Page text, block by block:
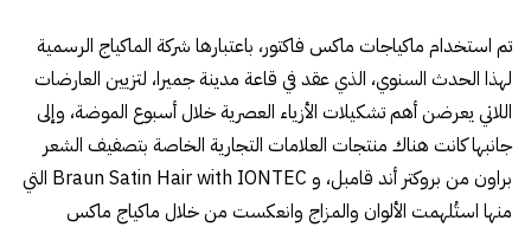
تم استخدام ماكياجات ماكس فاكتور، باعتبارها شركة الماكياج الرسمية
لهذا الحدث السنوي، الذي عقد في قاعة مدينة جميرا، لتزيين العارضات
اللاتي يعرضن أهم تشكيلات الأزياء العصرية خلال أسبوع الموضة، وإلى
جانبها كانت هناك منتجات العلامات التجارية الخاصة بتصفيف الشعر
براون من بروكتر أند قامبل، و Braun Satin Hair with IONTEC التي
منها استُلهمت الألوان والمزاج وانعكست من خلال ماكياج ماكس